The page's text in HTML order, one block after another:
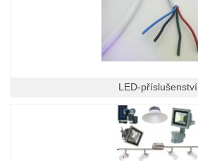
LED-příslušenství